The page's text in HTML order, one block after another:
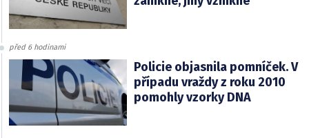
před 6 hodinami
Policie objasnila pomníček. V
případu vraždy z roku 2010
pomohly vzorky DNA